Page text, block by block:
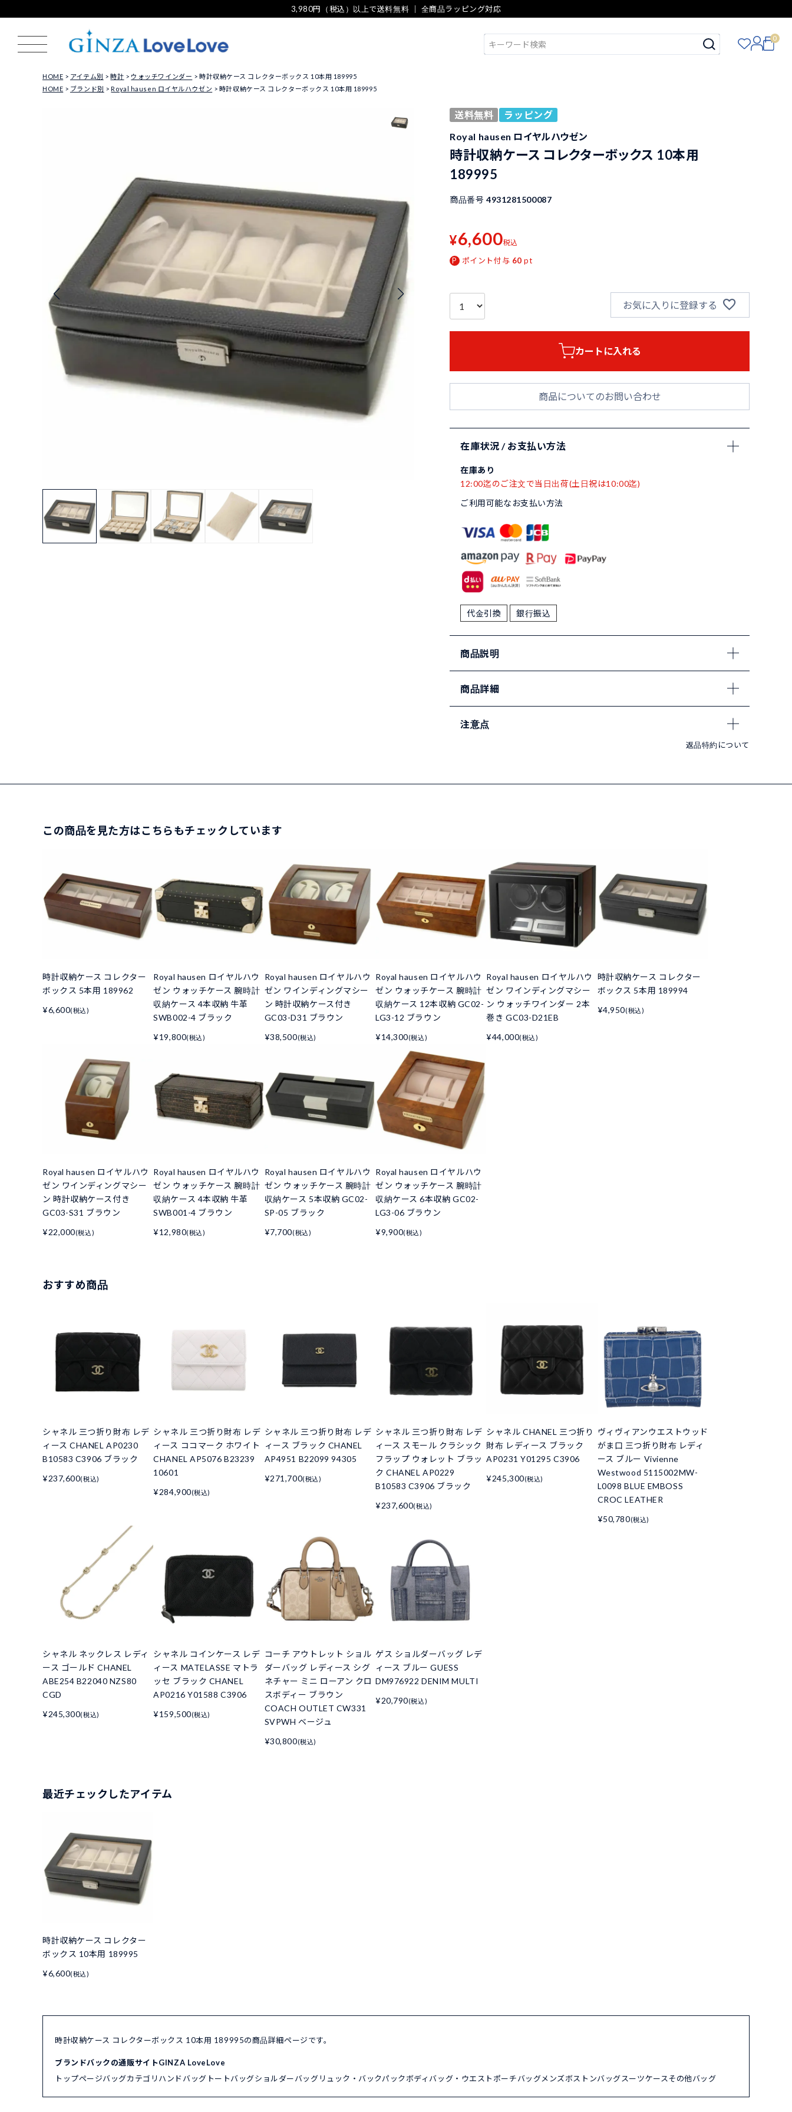
3,980円（税込）以上で送料無料 ｜ 全商品ラッピング対応
0
HOME アイテム別 時計 ウォッチワインダー
時計収納ケース コレクターボックス 10本用 189995
HOME
ブランド別 Royal hausen ロイヤルハウゼン 時計収納ケース コレクターボックス 10本用 189995
送料無料
ラッピング
Royal hausen ロイヤルハウゼン
時計収納ケース コレクターボックス 10本用
189995
商品番号 4931281500087
¥6,600税込
ポイント付与 60 pt
お気に入りに登録する
カートに入れる
商品についてのお問い合わせ
在庫状況 / お支払い方法
在庫あり
12:00迄のご注文で当日出荷(土日祝は10:00迄)
ご利用可能なお支払い方法
代金引換 銀行振込
商品説明
商品詳細
注意点
返品特約について
この商品を見た方はこちらもチェックしています
時計収納ケース コレクター
ボックス 5本用 189962
¥6,600(税込)
Royal hausen ロイヤルハウ
ゼン ウォッチケース 腕時計
収納ケース 4本収納 牛革
SWB002-4 ブラック
¥19,800(税込)
Royal hausen ロイヤルハウ
ゼン ワインディングマシー
ン 時計収納ケース付き
GC03-D31 ブラウン
¥38,500(税込)
Royal hausen ロイヤルハウ
ゼン ウォッチケース 腕時計
収納ケース 12本収納 GC02-
LG3-12 ブラウン
¥14,300(税込)
Royal hausen ロイヤルハウ
ゼン ワインディングマシー
ン ウォッチワインダー 2本
巻き GC03-D21EB
¥44,000(税込)
時計収納ケース コレクター
ボックス 5本用 189994
¥4,950(税込)
Royal hausen ロイヤルハウ
ゼン ワインディングマシー
ン 時計収納ケース付き
GC03-S31 ブラウン
¥22,000(税込)
Royal hausen ロイヤルハウ
ゼン ウォッチケース 腕時計
収納ケース 4本収納 牛革
SWB001-4 ブラウン
¥12,980(税込)
Royal hausen ロイヤルハウ
ゼン ウォッチケース 腕時計
収納ケース 5本収納 GC02-
SP-05 ブラック
¥7,700(税込)
Royal hausen ロイヤルハウ
ゼン ウォッチケース 腕時計
収納ケース 6本収納 GC02-
LG3-06 ブラウン
¥9,900(税込)
おすすめ商品
シャネル 三つ折り財布 レデ
ィース CHANEL AP0230
B10583 C3906 ブラック
¥237,600(税込)
シャネル 三つ折り財布 レデ
ィース ココマーク ホワイト
CHANEL AP5076 B23239
10601
¥284,900(税込)
シャネル 三つ折り財布 レデ
ィース ブラック CHANEL
AP4951 B22099 94305
¥271,700(税込)
シャネル 三つ折り財布 レデ
ィース スモール クラシック
フラップ ウォレット ブラッ
ク CHANEL AP0229
B10583 C3906 ブラック
¥237,600(税込)
シャネル CHANEL 三つ折り
財布 レディース ブラック
AP0231 Y01295 C3906
¥245,300(税込)
ヴィヴィアンウエストウッド
がま口 三つ折り財布 レディ
ース ブルー Vivienne
Westwood 5115002MW-
L0098 BLUE EMBOSS
CROC LEATHER
¥50,780(税込)
シャネル ネックレス レディ
ース ゴールド CHANEL
ABE254 B22040 NZS80
CGD
¥245,300(税込)
シャネル コインケース レデ
ィース MATELASSE マトラ
ッセ ブラック CHANEL
AP0216 Y01588 C3906
¥159,500(税込)
コーチ アウトレット ショル
ダーバッグ レディース シグ
ネチャー ミニ ローアン クロ
スボディー ブラウン
COACH OUTLET CW331
SVPWH ベージュ
¥30,800(税込)
ゲス ショルダーバッグ レデ
ィース ブルー GUESS
DM976922 DENIM MULTI
¥20,790(税込)
最近チェックしたアイテム
時計収納ケース コレクター
ボックス 10本用 189995
¥6,600(税込)
時計収納ケース コレクターボックス 10本用 189995の商品詳細ページです。
ブランドバックの通販サイトGINZA LoveLove
トップページバッグカテゴリ ハンドバッグ トートバッグショルダーバッグリュック・バックパックボディバッグ・ウエストポーチバッグメンズボストンバッグスーツケースその他バッグ